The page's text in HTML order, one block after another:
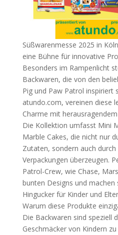
Süßwarenmesse 2025 in
eine Bühne für innovative
Besonders im Rampenlicht
Backwaren, die von den
Pig und Paw Patrol inspiriert
atundo.com, vereinen diese
Charme mit
Die Kollektion umfasst Mini
Marble Cakes, die nicht nur
Zutaten, sondern auch
Verpackungen überzeugen.
Patrol-Crew, wie Chase,
bunten Designs und
Hingucker für Kinder und
Warum diese Produkte
Die Backwaren sind speziell
Geschmäcker von Kindern